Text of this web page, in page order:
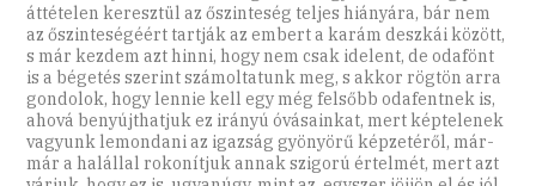
áttételen keresztül az őszinteség teljes hiányára, bár nem
az őszinteségéért tartják az embert a karám deszkái között,
s már kezdem azt hinni, hogy nem csak idelent, de odafönt
is a bégetés szerint számoltatunk meg, s akkor rögtön arra
gondolok, hogy lennie kell egy még felsőbb odafentnek is,
ahová benyújthatjuk ez irányú óvásainkat, mert képtelenek
vagyunk lemondani az igazság gyönyörű képzetéről, már-
már a halállal rokonítjuk annak szigorú értelmét, mert azt